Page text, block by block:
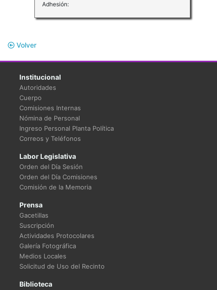
Adhesión:
Volver
Institucional
Autoridades
Cuerpo
Comisiones Internas
Nómina de Personal
Ingreso Personal Planta Política
Correos y Teléfonos
Labor Legislativa
Orden del Día Sesión
Orden del Día Comisiones
Comisión de la Memoria
Prensa
Gacetillas
Suscripción
Actividades Protocolares
Galería Fotográfica
Medios Locales
Solicitud de Uso del Recinto
Biblioteca